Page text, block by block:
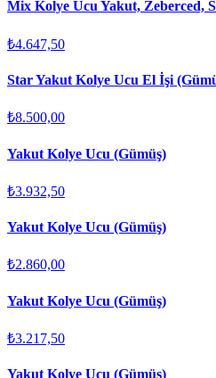
Mix Kolye Ucu Yakut, Zeberced,
₺4.647,50
Star Yakut Kolye Ucu El İşi
₺8.500,00
Yakut Kolye Ucu (Gümüş)
₺3.932,50
Yakut Kolye Ucu (Gümüş)
₺2.860,00
Yakut Kolye Ucu (Gümüş)
₺3.217,50
Yakut Kolye Ucu (Gümüş)